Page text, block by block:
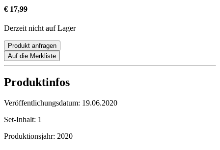
€ 17,99
Derzeit nicht auf Lager
Produkt anfragen
Auf die Merkliste
Produktinfos
Veröffentlichungsdatum: 19.06.2020
Set-Inhalt: 1
Produktionsjahr: 2020